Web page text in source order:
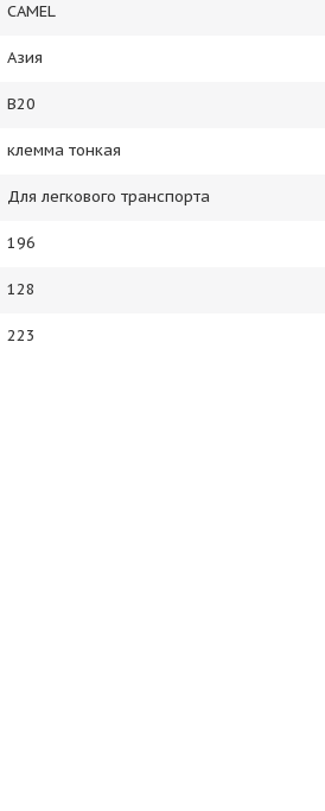
CAMEL
Азия
B20
клемма тонкая
Для легкового транспорта
196
128
223